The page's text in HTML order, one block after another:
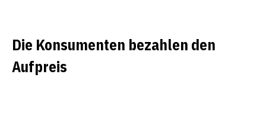
Die Konsumenten bezahlen den
Aufpreis